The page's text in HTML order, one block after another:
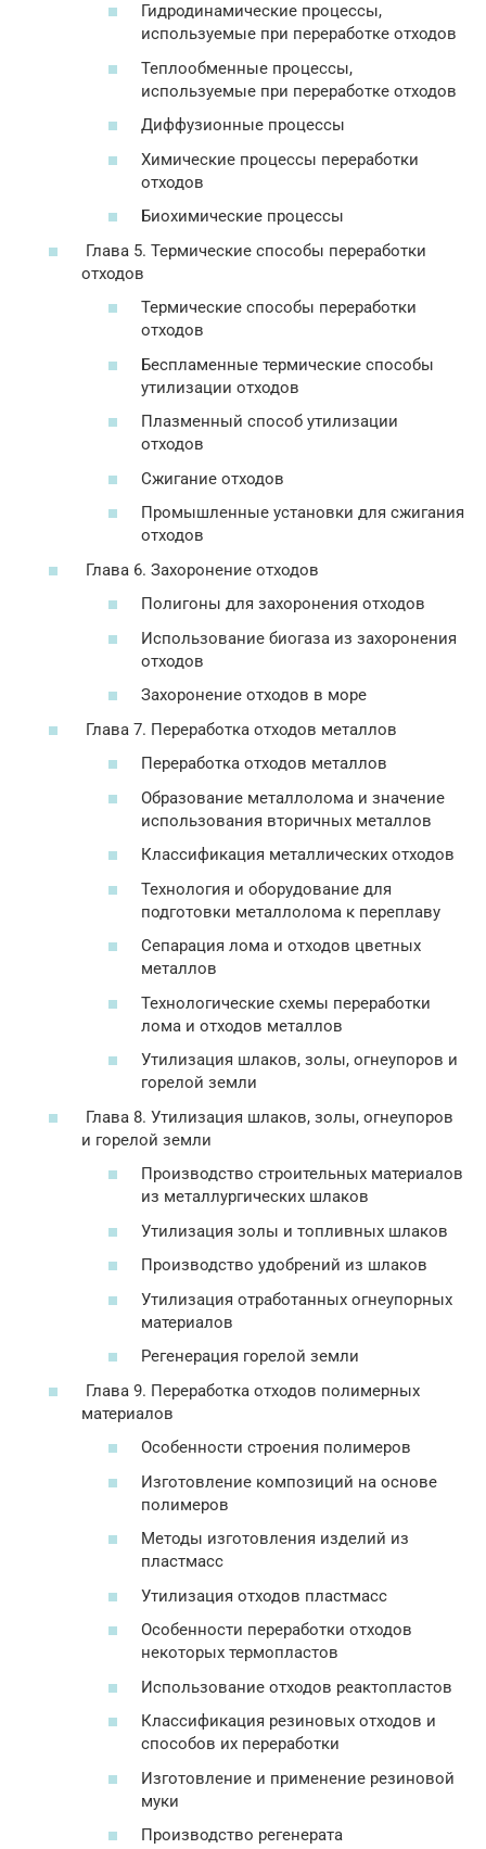
Гидродинамические процессы,
используемые при переработке отходов
Теплообменные процессы,
используемые при переработке отходов
Диффузионные процессы
Химические процессы переработки
отходов
Биохимические процессы
Глава 5. Термические способы переработки
отходов
Термические способы переработки
отходов
Беспламенные термические способы
утилизации отходов
Плазменный способ утилизации
отходов
Сжигание отходов
Промышленные установки для сжигания
отходов
Глава 6. Захоронение отходов
Полигоны для захоронения отходов
Использование биогаза из захоронения
отходов
Захоронение отходов в море
Глава 7. Переработка отходов металлов
Переработка отходов металлов
Образование металлолома и значение
использования вторичных металлов
Классификация металлических отходов
Технология и оборудование для
подготовки металлолома к переплаву
Сепарация лома и отходов цветных
металлов
Технологические схемы переработки
лома и отходов металлов
Утилизация шлаков, золы, огнеупоров и
горелой земли
Глава 8. Утилизация шлаков, золы, огнеупоров
и горелой земли
Производство строительных материалов
из металлургических шлаков
Утилизация золы и топливных шлаков
Производство удобрений из шлаков
Утилизация отработанных огнеупорных
материалов
Регенерация горелой земли
Глава 9. Переработка отходов полимерных
материалов
Особенности строения полимеров
Изготовление композиций на основе
полимеров
Методы изготовления изделий из
пластмасс
Утилизация отходов пластмасс
Особенности переработки отходов
некоторых термопластов
Использование отходов реактопластов
Классификация резиновых отходов и
способов их переработки
Изготовление и применение резиновой
муки
Производство регенерата